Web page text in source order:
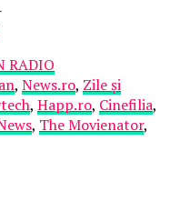
RADIO
, News.ro, Zile și
, Happ.ro, Cinefilia,
, The Movienator,